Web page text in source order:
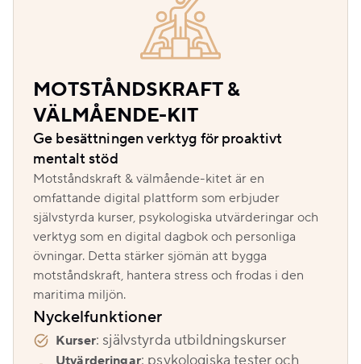
MOTSTÅNDSKRAFT &
VÄLMÅENDE-KIT
Ge besättningen verktyg för proaktivt
mentalt stöd
Motståndskraft & välmående-kitet är en
omfattande digital plattform som erbjuder
självstyrda kurser, psykologiska utvärderingar och
verktyg som en digital dagbok och personliga
övningar. Detta stärker sjömän att bygga
motståndskraft, hantera stress och frodas i den
maritima miljön.
Nyckelfunktioner
Kurser: självstyrda utbildningskurser
Utvärderingar